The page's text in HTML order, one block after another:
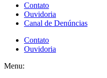
Contato
Ouvidoria
Canal de Denúncias
Contato
Ouvidoria
Menu: